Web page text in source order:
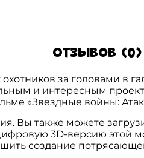
Отзывов (0)
за головами в
и интересным
«Звездные войны:
Вы также можете
3D-версию этой
создание